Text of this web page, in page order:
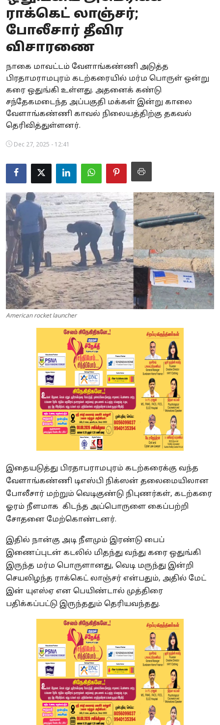
Business
Crime
National
World
Astrology
Spirituality
Weather
ராக்கெட் லாஞ்சர்;
போலீசார் தீவிர
விசாரணை
நாகை மாவட்டம் வேளாங்கண்ணி அடுத்த
பிரதாமராமபுரம் கடற்கரையில் மர்ம பொருள் ஒன்று
கரை ஒதுங்கி உள்ளது. அதனைக் கண்டு
சந்தேகமடைந்த அப்பகுதி மக்கள் இன்று காலை
வேளாங்கண்ணி காவல் நிலையத்திற்கு தகவல்
தெரிவித்துள்ளனர்.
Dec 27, 2025 - 12:41
American rocket launcher
இதையடுத்து பிரதாபராமபுரம் கடற்கரைக்கு வந்த
வேளாங்கண்ணி டிஎஸ்பி நிக்ஸன் தலைமையிலான
போலீசார் மற்றும் வெடிகுண்டு நிபுணர்கள், கடற்கரை
ஓரம் நீளமாக கிடந்த அப்பொருளை கைப்பற்றி
சோதனை மேற்கொண்டனர்.
இதில் நான்கு அடி நீளமும் இரண்டு பைப்
இணைப்புடன் கடலில் மிதந்து வந்து கரை ஒதுங்கி
இருந்த மர்ம பொருளானது, வெடி மருந்து இன்றி
செயலிழந்த ராக்கெட் லாஞ்சர் என்பதும், அதில் மேட்
இன் யுஎஸ்ஏ என பெயிண்டால் முத்திரை
பதிக்கப்பட்டு இருந்ததும் தெரியவந்தது.